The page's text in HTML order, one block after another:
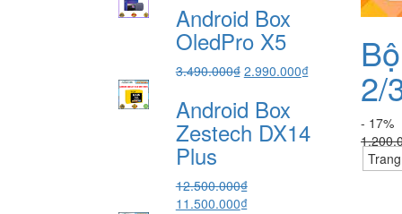
là:
5.000.000₫.
4.500.000₫.
Android Box
OledPro X5
3.490.000₫ Giá
là:
3.490.000₫.
2.990.000₫Giá
là:
2.990.000₫.
Android Box
Zestech DX14
Plus
12.500.000₫
Giá
11.500.000₫Giá
2/
- 17%